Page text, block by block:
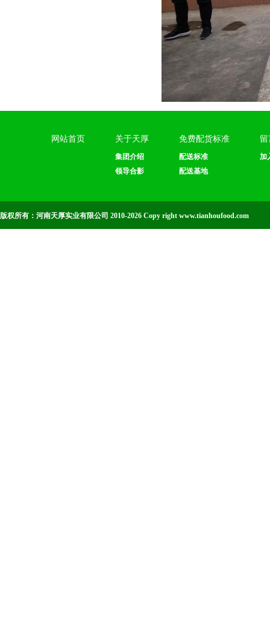
网站首页 关于天厚
集团介绍
领导合影
免费配货标准
配送标准
配送基地
加
版权所有：河南天厚实业有限公司 2010-2026 Copy right www.tianhoufood.com